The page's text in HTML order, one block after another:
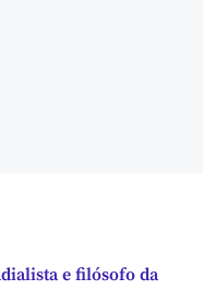
e filósofo da